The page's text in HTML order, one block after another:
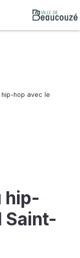
hop avec le
hip-
Saint-